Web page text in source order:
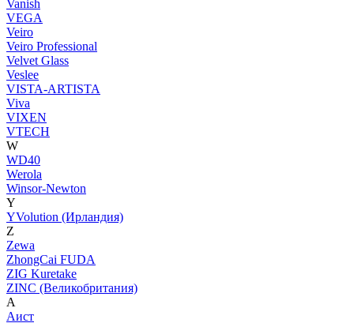
Vanish
VEGA
Veiro
Veiro Professional
Velvet Glass
Veslee
VISTA-ARTISTA
Viva
VIXEN
VTECH
W
WD40
Werola
Winsor-Newton
Y
YVolution (Ирландия)
Z
Zewa
ZhongCai FUDA
ZIG Kuretake
ZINC (Великобритания)
А
Аист